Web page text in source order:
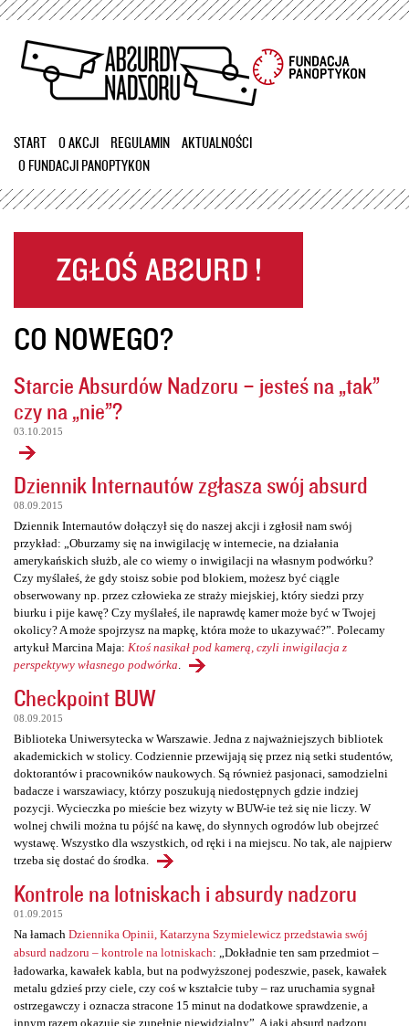
Przejdź
treści
START O AKCJI REGULAMIN
AKTUALNOŚCI
O FUNDACJI PANOPTYKON
CO NOWEGO?
Starcie Absurdów Nadzoru – jesteś na „tak”
czy na „nie”?
03.10.2015
Dziennik Internautów zgłasza swój absurd
08.09.2015
Dziennik Internautów dołączył się do naszej akcji i zgłosił nam swój
przykład: „Oburzamy się na inwigilację w internecie, na działania
amerykańskich służb, ale co wiemy o inwigilacji na własnym podwórku?
Czy myślałeś, że gdy stoisz sobie pod blokiem, możesz być ciągle
obserwowany np. przez człowieka ze straży miejskiej, który siedzi przy
biurku i pije kawę? Czy myślałeś, ile naprawdę kamer może być w Twojej
okolicy? A może spojrzysz na mapkę, która może to ukazywać?”. Polecamy
artykuł Marcina Maja: Ktoś nasikał pod kamerą, czyli inwigilacja z
perspektywy własnego podwórka
Checkpoint BUW
08.09.2015
Biblioteka Uniwersytecka w Warszawie. Jedna z najważniejszych bibliotek
akademickich w stolicy. Codziennie przewijają się przez nią setki studentów,
doktorantów i pracowników naukowych. Są również pasjonaci, samodzielni
badacze i warszawiacy, którzy poszukują niedostępnych gdzie indziej
pozycji. Wycieczka po mieście bez wizyty w BUW-ie też się nie liczy. W
wolnej chwili można tu pójść na kawę, do słynnych ogrodów lub obejrzeć
wystawę. Wszystko dla wszystkich, od ręki i na miejscu. No tak, ale najpierw
trzeba się dostać do środka.
Kontrole na lotniskach i absurdy nadzoru
01.09.2015
Na łamach Dziennika Opinii, Katarzyna Szymielewicz przedstawia swój
absurd nadzoru – kontrole na lotniskach: „Dokładnie ten sam przedmiot –
ładowarka, kawałek kabla, but na podwyższonej podeszwie, pasek, kawałek
metalu gdzieś przy ciele, czy coś w kształcie tuby – raz uruchamia sygnał
ostrzegawczy i oznacza stracone 15 minut na dodatkowe sprawdzenie, a
innym razem okazuje się zupełnie niewidzialny”. A jaki absurd nadzoru